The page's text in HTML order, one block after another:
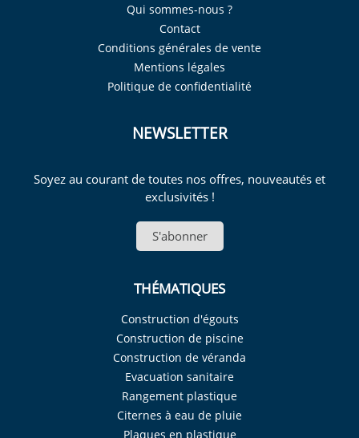
Qui sommes-nous ?
Contact
Conditions générales de vente
Mentions légales
Politique de confidentialité
NEWSLETTER
Soyez au courant de toutes nos offres, nouveautés et
exclusivités !
S'abonner
THÉMATIQUES
Construction d'égouts
Construction de piscine
Construction de véranda
Evacuation sanitaire
Rangement plastique
Citernes à eau de pluie
Plaques en plastique